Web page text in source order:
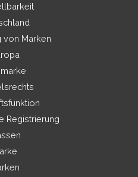
von Marken
Registrierung